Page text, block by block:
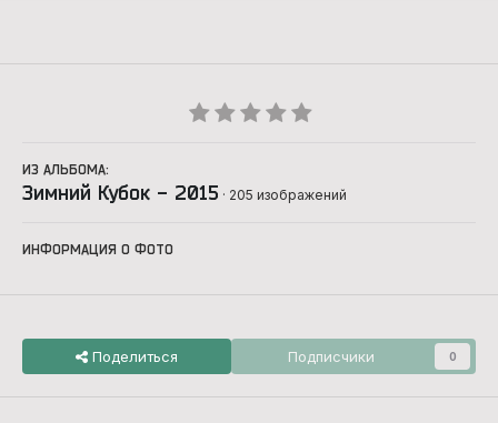
ИЗ АЛЬБОМА:
Зимний Кубок - 2015 · 205 изображений
ИНФОРМАЦИЯ О ФОТО
Поделиться Подписчики 0